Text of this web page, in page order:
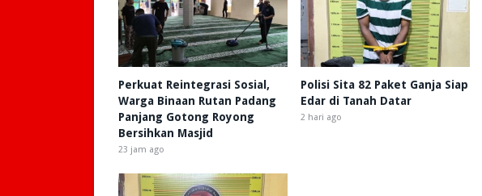
Perkuat Reintegrasi Sosial,
Warga Binaan Rutan Padang
Panjang Gotong Royong
Bersihkan Masjid
23 jam ago
Polisi Sita 82 Paket Ganja Siap
Edar di Tanah Datar
2 hari ago